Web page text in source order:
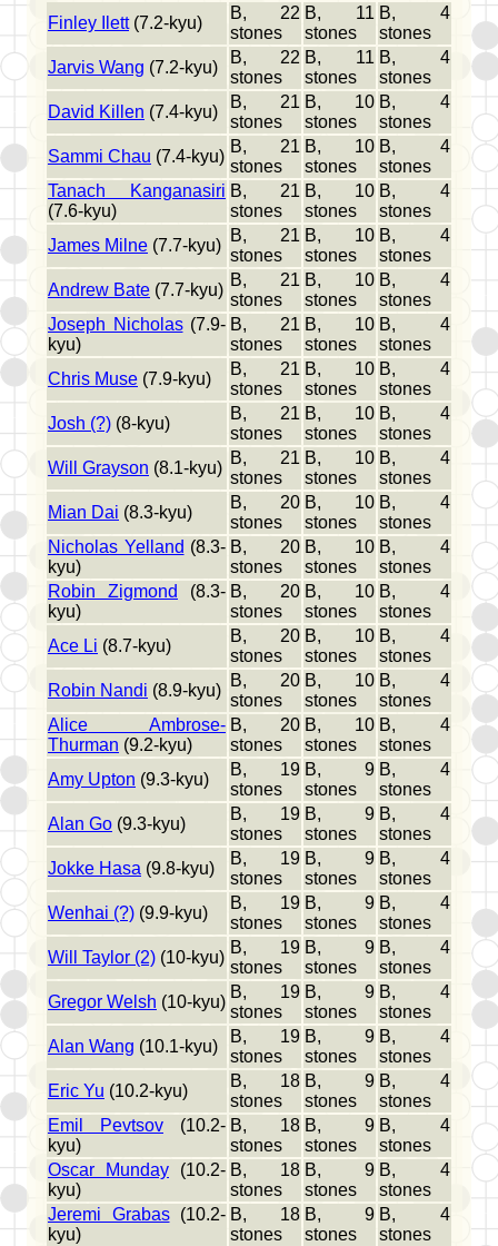
Finley Ilett(7.2-kyu)
B, 22
stones
B, 11
stones
B, 4
stones
Jarvis Wang (7.2-kyu)
B, 22
stones
B, 11
stones
B, 4
stones
David Killen (7.4-kyu)
B, 21
stones
B, 10
stones
B, 4
stones
Sammi Chau (7.4-kyu)
B, 21
stones
B, 10
stones
B, 4
stones
Tanach Kanganasiri
(7.6-kyu)
B, 21
stones
B, 10
stones
B, 4
stones
James Milne (7.7-kyu)
B, 21
stones
B, 10
stones
B, 4
stones
Andrew Bate (7.7-kyu)
B, 21
stones
B, 10
stones
B, 4
stones
Joseph Nicholas(7.9-
kyu)
B, 21
stones
B, 10
stones
B, 4
stones
Chris Muse (7.9-kyu)
B, 21
stones
B, 10
stones
B, 4
stones
Josh (?) (8-kyu)
B, 21
stones
B, 10
stones
B, 4
stones
Will Grayson (8.1-kyu)
B, 21
stones
B, 10
stones
B, 4
stones
Mian Dai (8.3-kyu)
B, 20
stones
B, 10
stones
B, 4
stones
Nicholas Yelland (8.3-
kyu)
B, 20
stones
B, 10
stones
B, 4
stones
Robin Zigmond
(8.3-
kyu)
B, 20
stones
B, 10
stones
B, 4
stones
Ace Li (8.7-kyu)
B, 20
stones
B, 10
stones
B, 4
stones
Robin Nandi (8.9-kyu)
B, 20
stones
B, 10
stones
B, 4
stones
Alice Ambrose-
Thurman (9.2-kyu)
B, 20
stones
B, 10
stones
B, 4
stones
Amy Upton (9.3-kyu)
B, 19
stones
B, 9
stones
B, 4
stones
Alan Go (9.3-kyu)
B, 19
stones
B, 9
stones
B, 4
stones
Jokke Hasa (9.8-kyu)
B, 19
stones
B, 9
stones
B, 4
stones
Wenhai (?) (9.9-kyu)
B, 19
stones
B, 9
stones
B, 4
stones
Will Taylor (2) (10-kyu)
B, 19
stones
B, 9
stones
B, 4
stones
Gregor Welsh (10-kyu)
B, 19
stones
B, 9
stones
B, 4
stones
Alan Wang (10.1-kyu)
B, 19
stones
B, 9
stones
B, 4
stones
Eric Yu (10.2-kyu)
B, 18
stones
B, 9
stones
B, 4
stones
Emil Pevtsov (10.2-
kyu)
B, 18
stones
B, 9
stones
B, 4
stones
Oscar Munday (10.2-
kyu)
B, 18
stones
B, 9
stones
B, 4
stones
Jeremi Grabas(10.2-
kyu)
B, 18
stones
B, 9
stones
B, 4
stones